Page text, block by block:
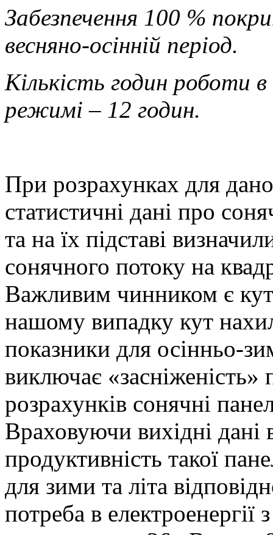
Забезпечення 100 %
весняно-осінній період.
Кількість годин роботи
режимі – 12 годин.
При розрахунках для
статистичні дані про
та на їх підставі
сонячного потоку на
Важливим чинником є кут
нашому випадку кут
показники для осінньо-
виключає
розрахунків сонячні
Враховуючи вихідні
продуктивність такої
для зими та літа
потреба в